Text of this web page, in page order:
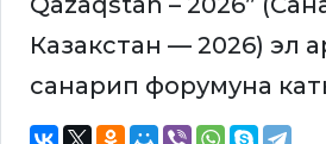
Казакстан — 2026) эл
санарип форумуна